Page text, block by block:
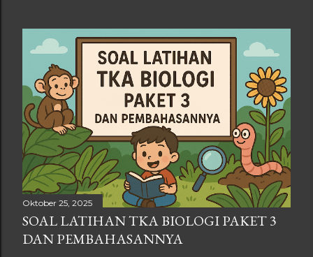
Oktober 25, 2025
SOAL LATIHAN TKA BIOLOGI PAKET 3
DAN PEMBAHASANNYA